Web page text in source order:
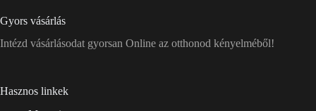
Gyors vásárlás
Intézd vásárlásodat gyorsan Online az otthonod kényelméből!
Hasznos linkek